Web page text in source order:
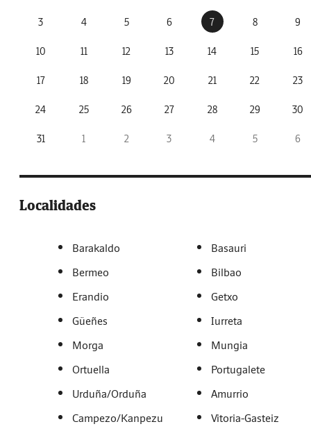
3 4 5 6 7 8 9
10 11 12 13 14 15 16
17 18 19 20 21 22 23
24 25 26 27 28 29 30
31 1 2 3 4 5 6
Localidades
Barakaldo
Basauri
Bermeo
Bilbao
Erandio
Getxo
Güeñes
Iurreta
Morga
Mungia
Ortuella
Portugalete
Urduña/Orduña
Amurrio
Campezo/Kanpezu
Vitoria-Gasteiz